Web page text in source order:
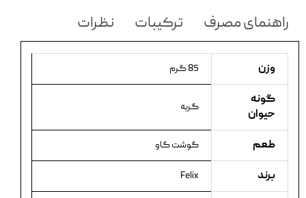
راهنمای مصرف
ترکیبات نظرات
وزن 85 گرم
گونه
حیوان
گربه
طعم گوشت گاو
برند Felix